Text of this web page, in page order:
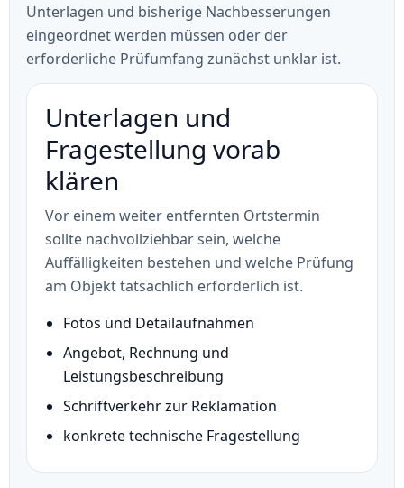
Unterlagen und bisherige Nachbesserungen
eingeordnet werden müssen oder der
erforderliche Prüfumfang zunächst unklar ist.
Unterlagen und
Fragestellung vorab
klären
Vor einem weiter entfernten Ortstermin
sollte nachvollziehbar sein, welche
Auffälligkeiten bestehen und welche Prüfung
am Objekt tatsächlich erforderlich ist.
Fotos und Detailaufnahmen
Angebot, Rechnung und
Leistungsbeschreibung
Schriftverkehr zur Reklamation
konkrete technische Fragestellung